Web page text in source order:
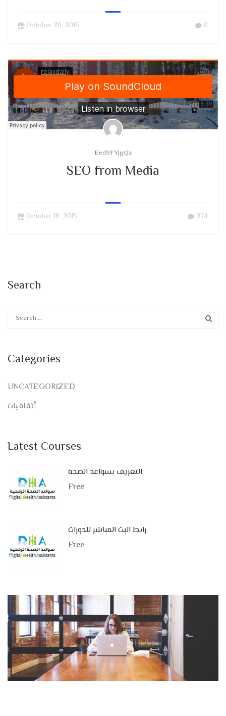
October 20, 2015 0
Eed9FYJgQz
SEO from Media
October 18, 2015 274
Search
Categories
UNCATEGORIZED
أتفاقيات
Latest Courses
التعريف بسواعد الصحة
Free
رابط البث المباشر للدورات
Free